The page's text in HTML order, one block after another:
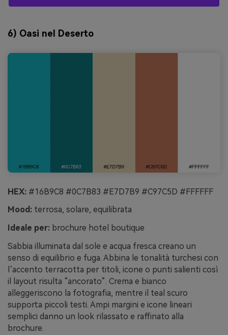
6) Oasi nel Deserto
HEX: #16B9C8 #0C7B83 #E7D7B9 #C97C5D #FFFFFF
Mood: terrosa, solare, equilibrata
Ideale per: brochure hotel boutique
Sabbia illuminata dal sole e acqua fresca creano un
senso di equilibrio e fuga. Abbina le tonalità turchesi con
l’accento terracotta per titoli, icone o punti salienti così
il layout risulta “ancorato”. Crema e bianco
alleggeriscono la fotografia, mentre il teal scuro
supporta piccoli testi. Ampi margini e icone lineari
semplici danno un look rilassato e raffinato alla
brochure.